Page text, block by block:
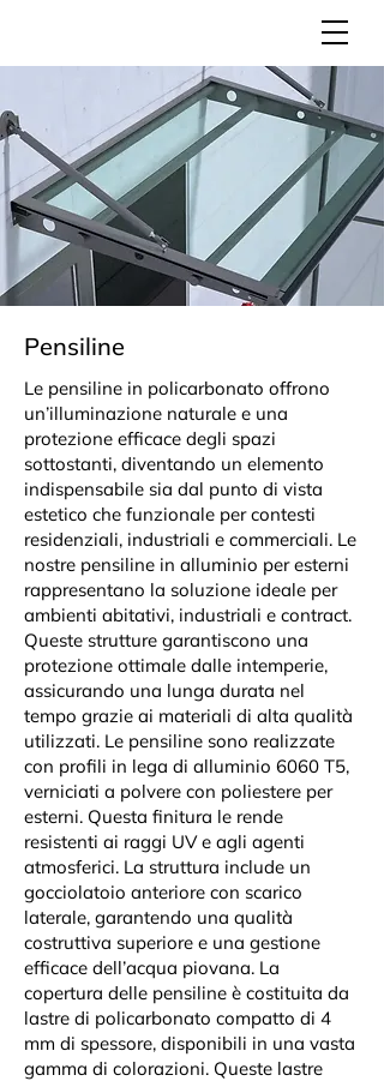
Pensiline
Le pensiline in policarbonato offrono
un’illuminazione naturale e una
protezione efficace degli spazi
sottostanti, diventando un elemento
indispensabile sia dal punto di vista
estetico che funzionale per contesti
residenziali, industriali e commerciali. Le
nostre pensiline in alluminio per esterni
rappresentano la soluzione ideale per
ambienti abitativi, industriali e contract.
Queste strutture garantiscono una
protezione ottimale dalle intemperie,
assicurando una lunga durata nel
tempo grazie ai materiali di alta qualità
utilizzati. Le pensiline sono realizzate
con profili in lega di alluminio 6060 T5,
verniciati a polvere con poliestere per
esterni. Questa finitura le rende
resistenti ai raggi UV e agli agenti
atmosferici. La struttura include un
gocciolatoio anteriore con scarico
laterale, garantendo una qualità
costruttiva superiore e una gestione
efficace dell’acqua piovana. La
copertura delle pensiline è costituita da
lastre di policarbonato compatto di 4
mm di spessore, disponibili in una vasta
gamma di colorazioni. Queste lastre